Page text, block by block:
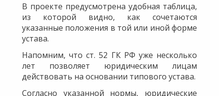
В проекте предусмотрена удобная таблица,
из которой видно, как сочетаются
указанные положения в той или иной форме
устава.
Напомним, что ст. 52 ГК РФ уже несколько
лет позволяет юридическим лицам
действовать на основании типового устава.
Согласно указанной нормы, юридические